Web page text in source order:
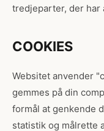
tredjeparter, der har
COOKIES
Websitet anvender
gemmes på din
formål at genkende
statistik og målrette